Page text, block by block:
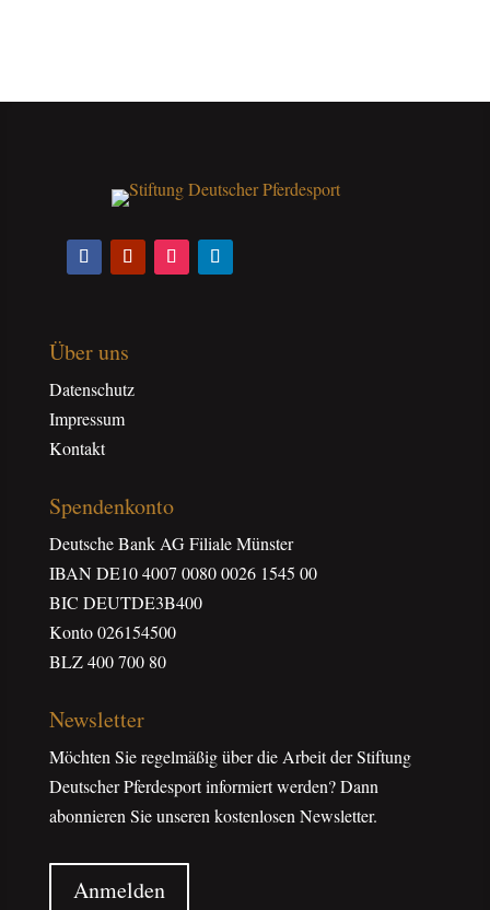
Über uns
Datenschutz
Impressum
Kontakt
Spendenkonto
Deutsche Bank AG Filiale Münster
IBAN DE10 4007 0080 0026 1545 00
BIC DEUTDE3B400
Konto 026154500
BLZ 400 700 80
Newsletter
Möchten Sie regelmäßig über die Arbeit der Stiftung
Deutscher Pferdesport informiert werden? Dann
abonnieren Sie unseren kostenlosen Newsletter.
Anmelden